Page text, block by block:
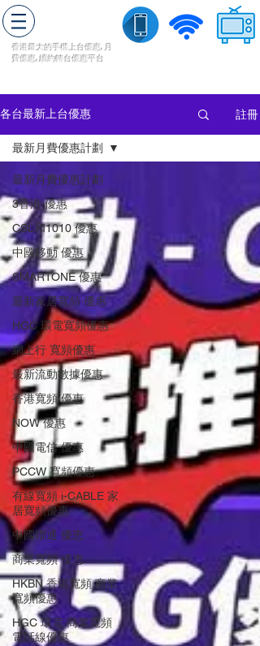
香港最大的手機上台優惠, 月
費優惠,續約轉台優惠平台
各台最新上台優惠 註冊
最新月費優惠計劃
3香港 優惠
CSL和1010 優惠
中國移動 優惠
SMARTONE 優惠
最新家居寬頻 優惠
HGC 環電寬頻優惠
網上行 寬頻優惠
最新流動數據優惠
香港寬頻 優惠
NOW 優惠
中國電信 優惠
PCCW 寬頻優惠
有線寬頻 i-CABLE 家
居寬頻優惠
中國聯通 優恵
商業寬頻 優恵
HKBN 香港寬頻 商業
寬頻優惠
HGC 環電 商業寬頻
電話線優惠
最新月費優惠計劃